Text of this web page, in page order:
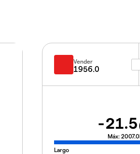
Vender
1956.0
-21.5
Máx: 2007.0
Largo